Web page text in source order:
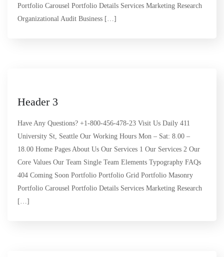
Portfolio Carousel Portfolio Details Services Marketing Research
Organizational Audit Business […]
Header 3
Have Any Questions? +1-800-456-478-23 Visit Us Daily 411
University St, Seattle Our Working Hours Mon – Sat: 8.00 –
18.00 Home Pages About Us Our Services 1 Our Services 2 Our
Core Values Our Team Single Team Elements Typography FAQs
404 Coming Soon Portfolio Portfolio Grid Portfolio Masonry
Portfolio Carousel Portfolio Details Services Marketing Research
[…]